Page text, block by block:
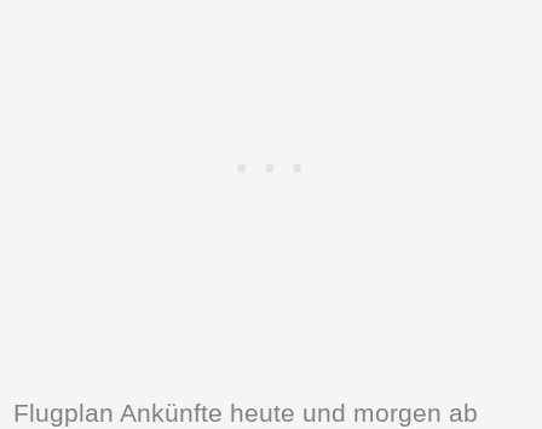
Flugplan Ankünfte heute und morgen ab